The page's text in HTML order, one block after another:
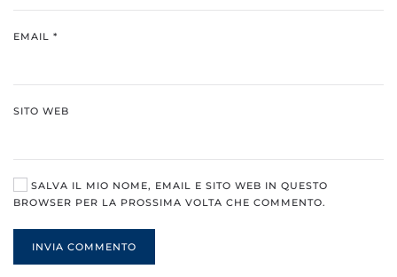
EMAIL *
SITO WEB
SALVA IL MIO NOME, EMAIL E SITO WEB IN QUESTO
BROWSER PER LA PROSSIMA VOLTA CHE COMMENTO.
INVIA COMMENTO